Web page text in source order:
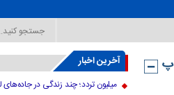
آخرین اخبار
میلیون تردد؛ چند زندگی در جاده‌های